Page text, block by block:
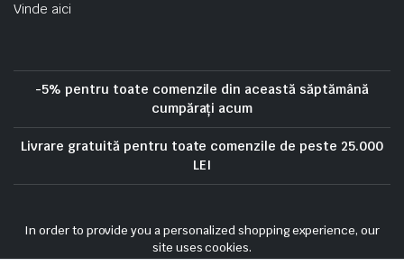
Vinde aici
-5% pentru toate comenzile din această săptămână
cumpărați acum
Livrare gratuită pentru toate comenzile de peste 25.000
LEI
Termeni si conditii
Politica de rambursare
Politica de livrare si anulare
Urmarie comanda
In order to provide you a personalized shopping experience, our
site uses cookies.